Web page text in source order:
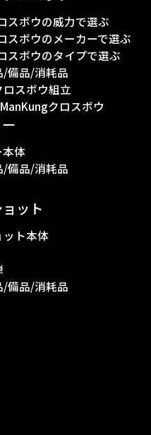
スボウの威力で選ぶ
スボウのメーカーで選ぶ
スボウのタイプで選ぶ
/備品/消耗品
スボウ組立
クロスボウ
体
/備品/消耗品
ット
ット本体
/備品/消耗品